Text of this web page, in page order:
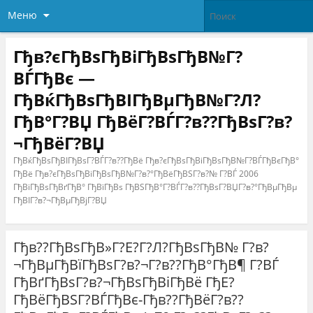
Меню
Гђв?єГђВѕГђВіГђВѕГђВ№Г?
ВЃГђВє —
ГђВќГђВѕГђВІГђВµГђВ№Г?Л?
ГђВ°Г?ВЏ ГђВёГ?ВЃГ?в??ГђВѕГ?в?
¬ГђВёГ?ВЏ
ГђВќГђВѕГђВІГђВѕГ?ВЃГ?в??ГђВё Гђв?єГђВѕГђВіГђВѕГђВ№Г?ВЃГђВєГђВ°
ГђВё Гђв?єГђВѕГђВіГђВѕГђВ№Г?в?°ГђВёГђВЅГ?в?№ Г?ВЃ 2006
ГђВіГђВѕГђВґГђВ° ГђВїГђВѕ ГђВЅГђВ°Г?ВЃГ?в??ГђВѕГ?ВЏГ?в?°ГђВµГђВµ
ГђВІГ?в?¬ГђВµГђВјГ?ВЏ
Гђв??ГђВѕГђВ»Г?Е?Г?Л?ГђВѕГђВ№ Г?в?
¬ГђВµГђВїГђВѕГ?в?¬Г?в??ГђВ°ГђВ¶ Г?ВЃ
ГђВґГђВѕГ?в?¬ГђВѕГђВіГђВё ГђЕ?
ГђВёГђВЅГ?ВЃГђВє-Гђв??ГђВёГ?в??